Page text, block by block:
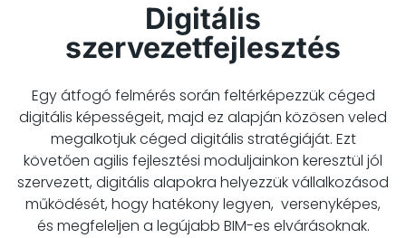
Digitális
szervezetfejlesztés
Egy átfogó felmérés során feltérképezzük céged
digitális képességeit, majd ez alapján közösen veled
megalkotjuk céged digitális stratégiáját. Ezt
követően agilis fejlesztési moduljainkon keresztül jól
szervezett, digitális alapokra helyezzük vállalkozásod
működését, hogy hatékony legyen, versenyképes,
és megfeleljen a legújabb BIM-es elvárásoknak.